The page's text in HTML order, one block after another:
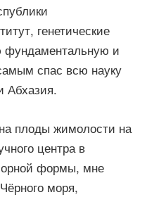
генетические
фундаментальную и
спас всю науку
Абхазия.
плоды жимолости на
центра в
формы, мне
моря,